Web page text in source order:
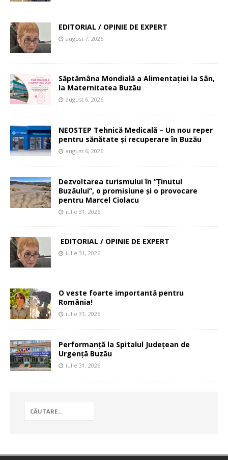
EDITORIAL / OPINIE DE EXPERT
august 7, 2026
Săptămâna Mondială a Alimentației la Sân,
la Maternitatea Buzău
august 6, 2026
NEOSTEP Tehnică Medicală – Un nou reper
pentru sănătate și recuperare în Buzău
august 6, 2026
Dezvoltarea turismului în ”Ținutul
Buzăului”, o promisiune și o provocare
pentru Marcel Ciolacu
iulie 31, 2026
EDITORIAL / OPINIE DE EXPERT
iulie 31, 2026
O veste foarte importantă pentru
România!
iulie 31, 2026
Performanță la Spitalul Județean de
Urgență Buzău
iulie 31, 2026